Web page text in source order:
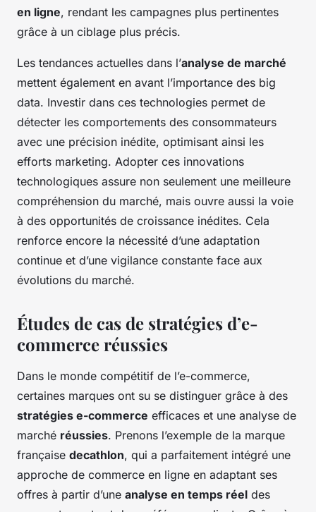
en ligne, rendant les campagnes plus pertinentes
grâce à un ciblage plus précis.
Les tendances actuelles dans l’analyse de marché
mettent également en avant l’importance des big
data. Investir dans ces technologies permet de
détecter les comportements des consommateurs
avec une précision inédite, optimisant ainsi les
efforts marketing. Adopter ces innovations
technologiques assure non seulement une meilleure
compréhension du marché, mais ouvre aussi la voie
à des opportunités de croissance inédites. Cela
renforce encore la nécessité d’une adaptation
continue et d’une vigilance constante face aux
évolutions du marché.
Études de cas de stratégies d’e-
commerce réussies
Dans le monde compétitif de l’e-commerce,
certaines marques ont su se distinguer grâce à des
stratégies e-commerce efficaces et une analyse de
marché réussies. Prenons l’exemple de la marque
française decathlon, qui a parfaitement intégré une
approche de commerce en ligne en adaptant ses
offres à partir d’une analyse en temps réel des